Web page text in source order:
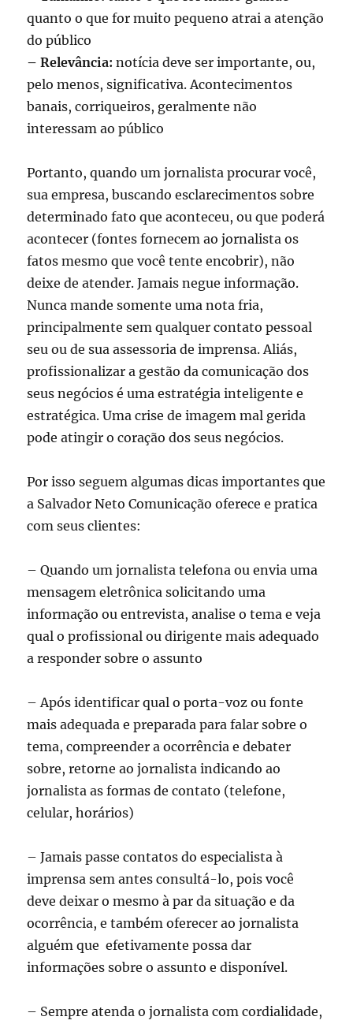
quanto o que for muito pequeno atrai a atenção
do público
– Relevância: notícia deve ser importante, ou,
pelo menos, significativa. Acontecimentos
banais, corriqueiros, geralmente não
interessam ao público
Portanto, quando um jornalista procurar você,
sua empresa, buscando esclarecimentos sobre
determinado fato que aconteceu, ou que poderá
acontecer (fontes fornecem ao jornalista os
fatos mesmo que você tente encobrir), não
deixe de atender. Jamais negue informação.
Nunca mande somente uma nota fria,
principalmente sem qualquer contato pessoal
seu ou de sua assessoria de imprensa. Aliás,
profissionalizar a gestão da comunicação dos
seus negócios é uma estratégia inteligente e
estratégica. Uma crise de imagem mal gerida
pode atingir o coração dos seus negócios.
Por isso seguem algumas dicas importantes que
a Salvador Neto Comunicação oferece e pratica
com seus clientes:
– Quando um jornalista telefona ou envia uma
mensagem eletrônica solicitando uma
informação ou entrevista, analise o tema e veja
qual o profissional ou dirigente mais adequado
a responder sobre o assunto
– Após identificar qual o porta-voz ou fonte
mais adequada e preparada para falar sobre o
tema, compreender a ocorrência e debater
sobre, retorne ao jornalista indicando ao
jornalista as formas de contato (telefone,
celular, horários)
– Jamais passe contatos do especialista à
imprensa sem antes consultá-lo, pois você
deve deixar o mesmo à par da situação e da
ocorrência, e também oferecer ao jornalista
alguém que efetivamente possa dar
informações sobre o assunto e disponível.
– Sempre atenda o jornalista com cordialidade,